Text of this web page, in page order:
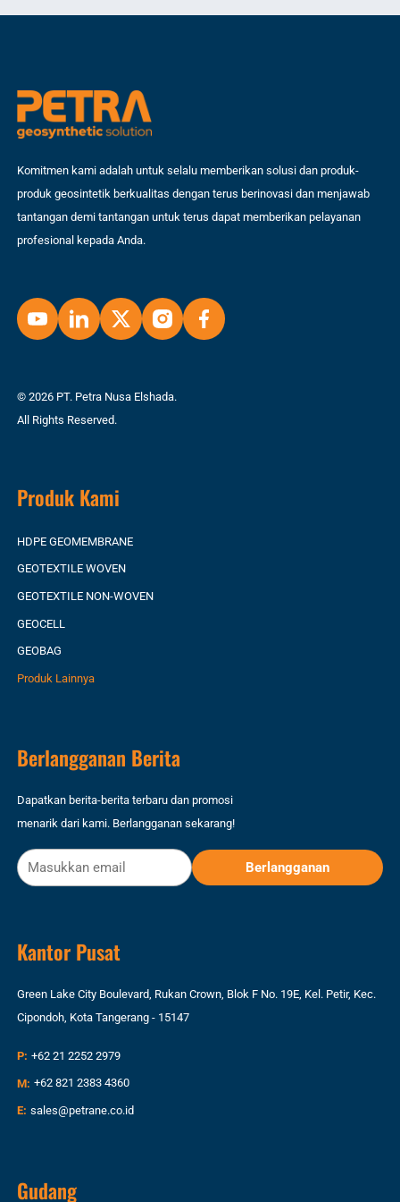
Komitmen kami adalah untuk selalu memberikan solusi dan produk-
produk geosintetik berkualitas dengan terus berinovasi dan menjawab
tantangan demi tantangan untuk terus dapat memberikan pelayanan
profesional kepada Anda.
© 2026 PT. Petra Nusa Elshada.
All Rights Reserved.
Produk Kami
HDPE GEOMEMBRANE
GEOTEXTILE WOVEN
GEOTEXTILE NON-WOVEN
GEOCELL
GEOBAG
Produk Lainnya
Berlangganan Berita
Dapatkan berita-berita terbaru dan promosi
menarik dari kami. Berlangganan sekarang!
Kantor Pusat
Green Lake City Boulevard, Rukan Crown, Blok F No. 19E, Kel. Petir, Kec.
Cipondoh, Kota Tangerang - 15147
P: +62 21 2252 2979
M: +62 821 2383 4360
E: sales@petrane.co.id
Gudang